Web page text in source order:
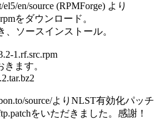
el5/en/source (RPMForge) より
をダウンロード。
、ソースインストール。
1.rf.src.rpm
ます。
source/よりNLST有効化パッチ
をいただきました。感謝！